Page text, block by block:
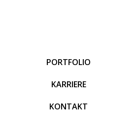
PORTFOLIO
KARRIERE
KONTAKT